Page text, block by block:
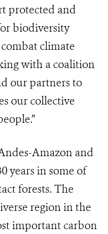
protected and
biodiversity
climate
with a coalition
our partners to
our collective
Amazon and
years in some of
forests. The
region in the
important carbon